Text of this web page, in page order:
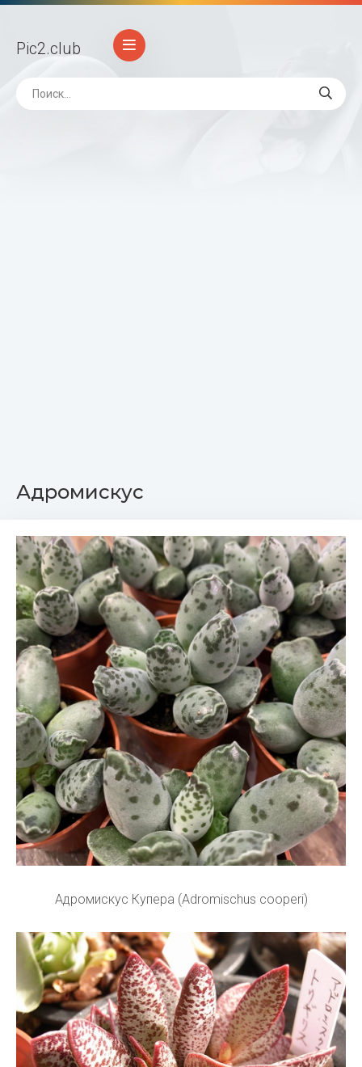
Pic2.club
Адромискус
Адромискус Купера (Adromischus cooperi)